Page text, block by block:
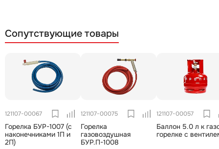
Сопутствующие товары
121107-00067
Горелка БУР-1007 (с
наконечниками 1П и
2П)
121107-00075
Горелка
газовоздушная
БУР.П-1008
121107-00057
Баллон 5.0 л к
горелке с